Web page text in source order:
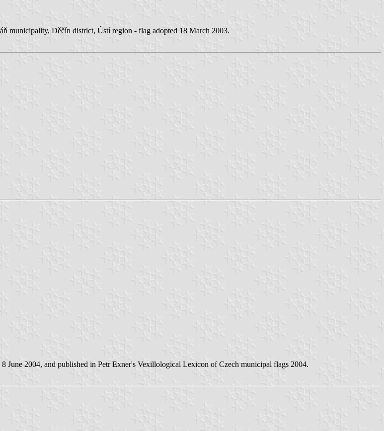
municipality, Děčín district, Ústí region - flag adopted 18 March 2003.
2004, and published in Petr Exner's Vexillological Lexicon of Czech municipal flags 2004.